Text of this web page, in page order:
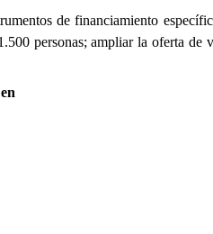
de financiamiento
personas; ampliar la oferta de